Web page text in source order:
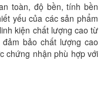
toàn, độ bền, tính bền
yếu của các sản phẩm
kiện chất lượng cao từ
bảo chất lượng cao
chứng nhận phù hợp với